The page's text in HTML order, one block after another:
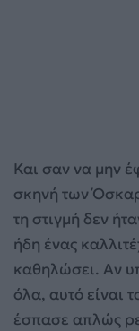
Και σαν να μην
σκηνή των
τη στιγμή δεν
ήδη ένας
καθηλώσει. Αν
όλα, αυτό είναι
έσπασε απλώς